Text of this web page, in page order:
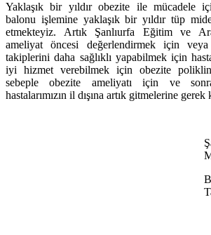
Yaklaşık bir yıldır obezite ile mücadele
balonu işlemine yaklaşık bir yıldır tüp
etmekteyiz. Artık Şanlıurfa Eğitim ve
ameliyat öncesi değerlendirmek için veya
takiplerini daha sağlıklı yapabilmek için
iyi hizmet verebilmek için obezite
sebeple obezite ameliyatı için ve
hastalarımızın il dışına artık gitmelerine gerek